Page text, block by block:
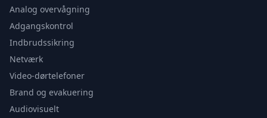
Analog overvågning
Adgangskontrol
Indbrudssikring
Netværk
Video-dørtelefoner
Brand og evakuering
Audiovisuelt